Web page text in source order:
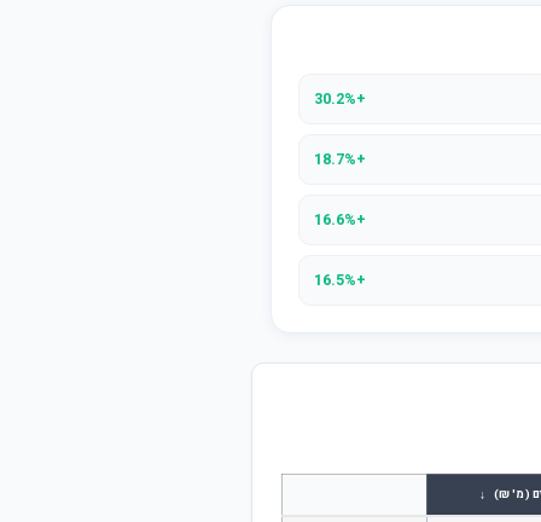
+30.2%
+18.7%
+16.6%
+16.5%
(מ' ₪) ↓